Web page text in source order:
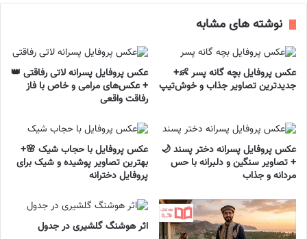
نوشته های مشابه
عکس پروفایل بچه گانه پسر 👶+
جدیدترین تصاویر جذاب و خوش‌تیپ
عکس پروفایل پسرانه لاتی رفاقتی 👑
+ عکس‌های مرامی و خاص با فاز
رفاقت واقعی
عکس پروفایل پسرانه دختر پسند 🌙
+ تصاویر سنگین و دلبرانه با حس
مردانه و جذاب
عکس پروفایل با حجاب شیک 🌸+
بهترین تصاویر پوشیده و شیک برای
پروفایل دخترانه
اثر هوشنگ گلشیری در جدول